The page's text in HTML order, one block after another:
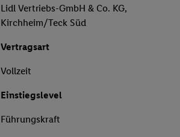
Lidl Vertriebs-GmbH & Co. KG,
Kirchheim/Teck Süd
Vertragsart
Vollzeit
Einstiegslevel
Führungskraft